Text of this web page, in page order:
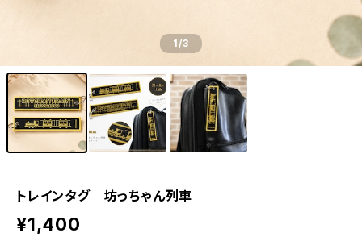
1/3
トレインタグ 坊っちゃん列車
¥1,400